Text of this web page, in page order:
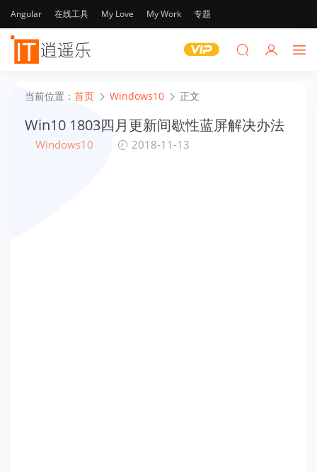
Angular 在线工具 My Love My Work 专题
当前位置： 首页 Windows10 正文
Win10 1803四月更新间歇性蓝屏解决办法
Windows10 2018-11-13